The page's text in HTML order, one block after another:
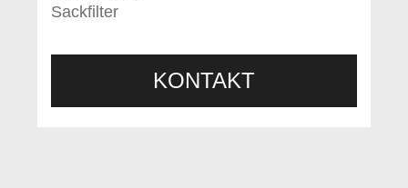
Sackfilter
KONTAKT